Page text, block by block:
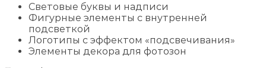
Световые буквы и надписи
Фигурные элементы с внутренней
подсветкой
Логотипы с эффектом «подсвечивания»
Элементы декора для фотозон